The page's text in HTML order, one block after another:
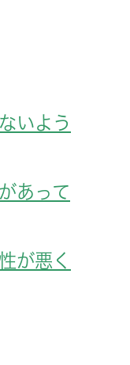
いよう
あって
が悪く